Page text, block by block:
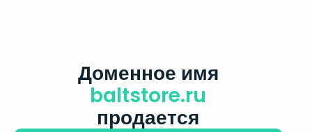
Доменное имя
baltstore.ru
продается